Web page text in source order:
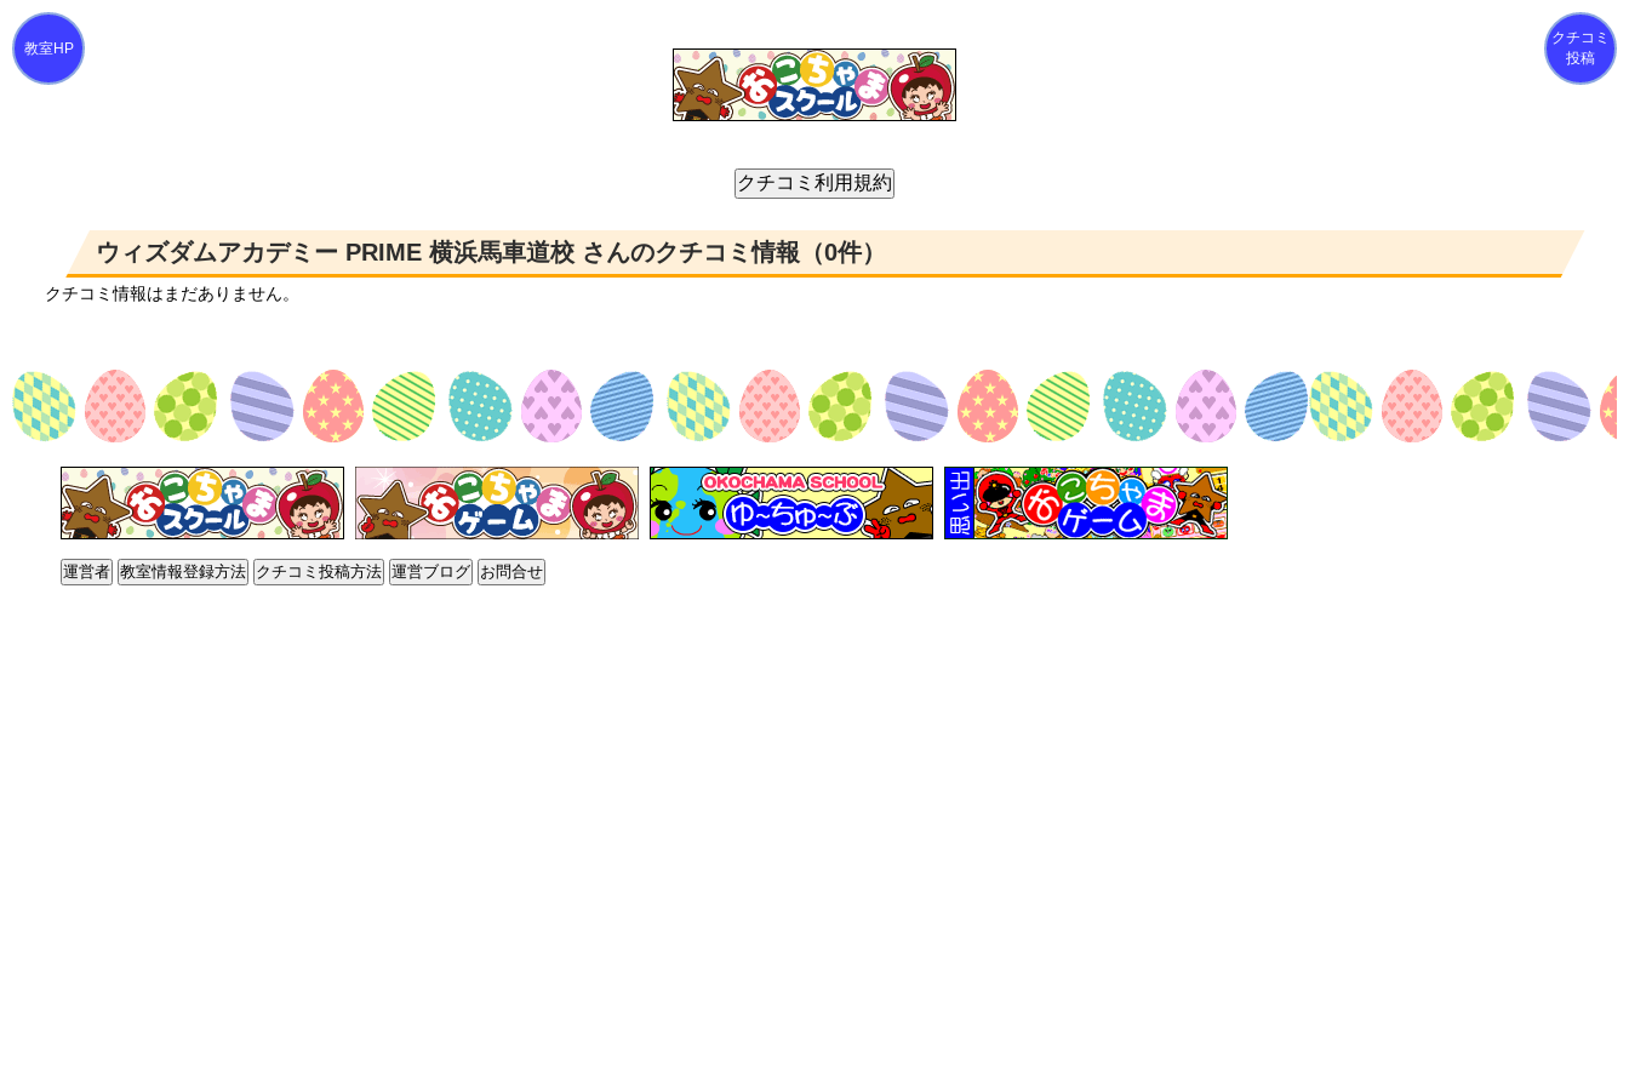
クチコミ
投稿
ウィズダムアカデミー PRIME 横浜馬車道校 さんのクチコミ情報（0件）
クチコミ情報はまだありません。